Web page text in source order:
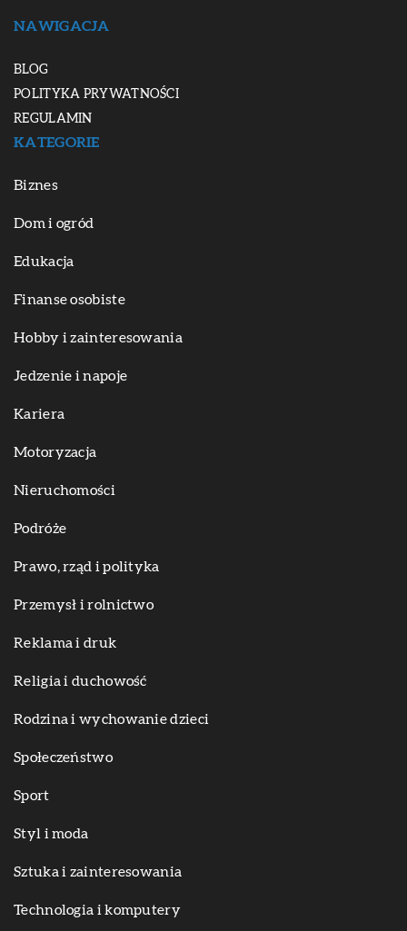
NAWIGACJA
BLOG
POLITYKA PRYWATNOŚCI
REGULAMIN
KATEGORIE
Biznes
Dom i ogród
Edukacja
Finanse osobiste
Hobby i zainteresowania
Jedzenie i napoje
Kariera
Motoryzacja
Nieruchomości
Podróże
Prawo, rząd i polityka
Przemysł i rolnictwo
Reklama i druk
Religia i duchowość
Rodzina i wychowanie dzieci
Społeczeństwo
Sport
Styl i moda
Sztuka i zainteresowania
Technologia i komputery